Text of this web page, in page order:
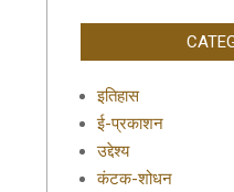
इतिहास
ई-प्रकाशन
उद्देश्य
कंटक-शोधन